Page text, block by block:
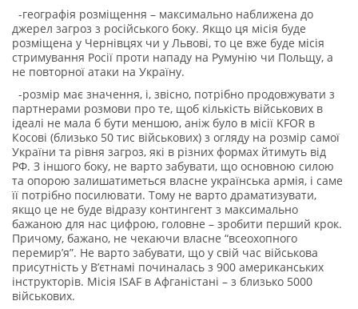
-географія розміщення – максимально наближена до
джерел загроз з російського боку. Якщо ця місія буде
розміщена у Чернівцях чи у Львові, то це вже буде місія
стримування Росії проти нападу на Румунію чи Польщу, а
не повторної атаки на Україну.
-розмір має значення, і, звісно, потрібно продовжувати з
партнерами розмови про те, щоб кількість військових в
ідеалі не мала б бути меншою, аніж було в місії KFOR в
Косові (близько 50 тис військових) з огляду на розмір самої
України та рівня загроз, які в різних формах йтимуть від
РФ. З іншого боку, не варто забувати, що основною силою
та опорою залишатиметься власне українська армія, і саме
її потрібно посилювати. Тому не варто драматизувати,
якщо це не буде відразу контингент з максимально
бажаною для нас цифрою, головне – зробити перший крок.
Причому, бажано, не чекаючи власне “всеохопного
перемирʼя”. Не варто забувати, що у свій час військова
присутність у Вʼєтнамі починалась з 900 американських
інструкторів. Місія ISAF в Афганістані – з близько 5000
військових.